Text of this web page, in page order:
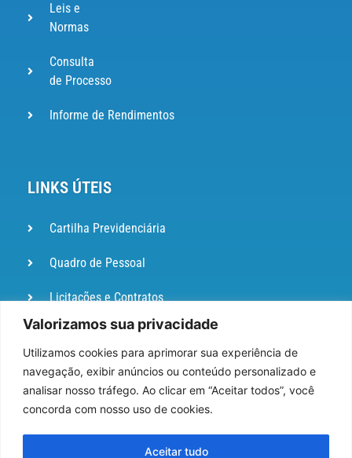
Valorizamos sua privacidade
Utilizamos cookies para aprimorar sua experiência de
navegação, exibir anúncios ou conteúdo personalizado e
analisar nosso tráfego. Ao clicar em “Aceitar todos”, você
concorda com nosso uso de cookies.
Aceitar tudo
Leis e
Normas
Consulta
de Processo
Informe de Rendimentos
LINKS ÚTEIS
Cartilha Previdenciária
Quadro de Pessoal
Licitações e Contratos
Portal de
Ouvidoria
DIÁRIO
OFICIAL
Pesquisa de Satisfação